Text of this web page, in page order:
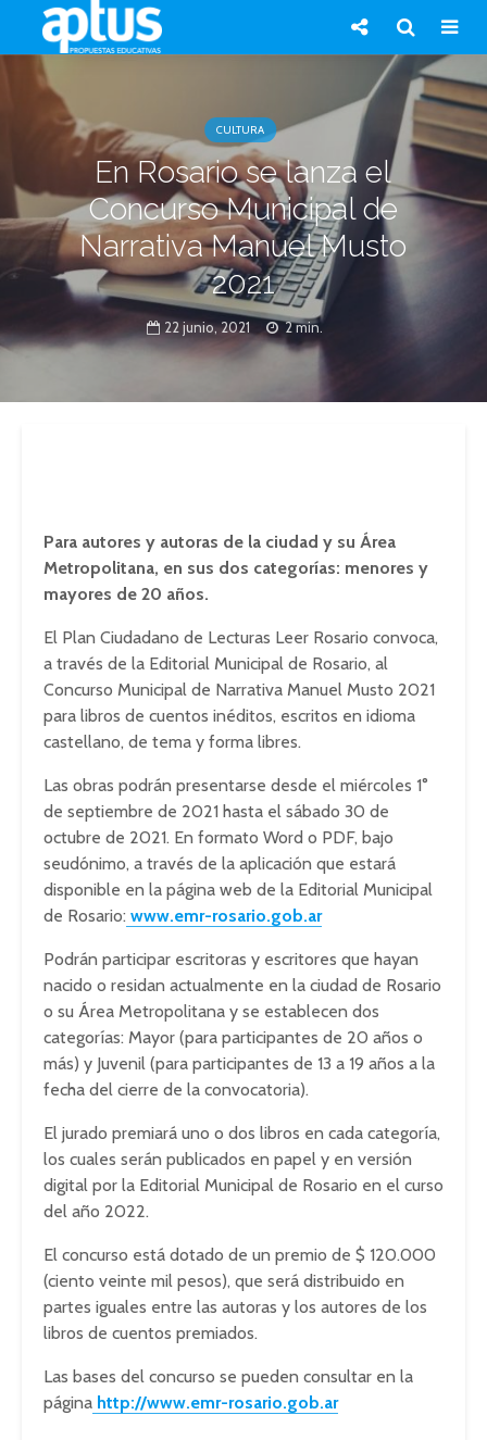
CULTURA
En Rosario se lanza el
Concurso Municipal de
Narrativa Manuel Musto
2021
22 junio, 2021 2 min.
Para autores y autoras de la ciudad y su Área
Metropolitana, en sus dos categorías: menores y
mayores de 20 años.
El Plan Ciudadano de Lecturas Leer Rosario convoca,
a través de la Editorial Municipal de Rosario, al
Concurso Municipal de Narrativa Manuel Musto 2021
para libros de cuentos inéditos, escritos en idioma
castellano, de tema y forma libres.
Las obras podrán presentarse desde el miércoles 1°
de septiembre de 2021 hasta el sábado 30 de
octubre de 2021. En formato Word o PDF, bajo
seudónimo, a través de la aplicación que estará
disponible en la página web de la Editorial Municipal
de Rosario: www.emr-rosario.gob.ar
Podrán participar escritoras y escritores que hayan
nacido o residan actualmente en la ciudad de Rosario
o su Área Metropolitana y se establecen dos
categorías: Mayor (para participantes de 20 años o
más) y Juvenil (para participantes de 13 a 19 años a la
fecha del cierre de la convocatoria).
El jurado premiará uno o dos libros en cada categoría,
los cuales serán publicados en papel y en versión
digital por la Editorial Municipal de Rosario en el curso
del año 2022.
El concurso está dotado de un premio de $ 120.000
(ciento veinte mil pesos), que será distribuido en
partes iguales entre las autoras y los autores de los
libros de cuentos premiados.
Las bases del concurso se pueden consultar en la
página http://www.emr-rosario.gob.ar